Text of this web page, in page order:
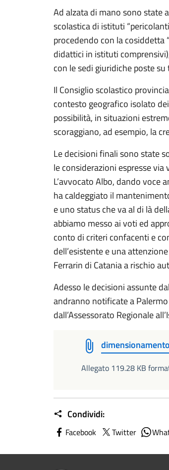
Ad alzata di mano sono state
scolastica di istituti
procedendo con la cosiddetta
didattici in istituti
con le sedi giuridiche poste
Il Consiglio scolastico
contesto geografico isolato
possibilità, in situazioni
scoraggiano, ad esempio, la
Le decisioni finali sono state
le considerazioni espresse
L’avvocato Albo, dando voce
ha caldeggiato il
e uno status che va al di là
abbiamo messo ai voti ed
conto di criteri confacenti e
dell’esistente e una
Ferrarin di Catania a rischio
Adesso le decisioni assunte
andranno notificate a
dall’Assessorato Regionale
dimensionamento
Allegato 119.28 KB
Condividi:
Facebook Twitter